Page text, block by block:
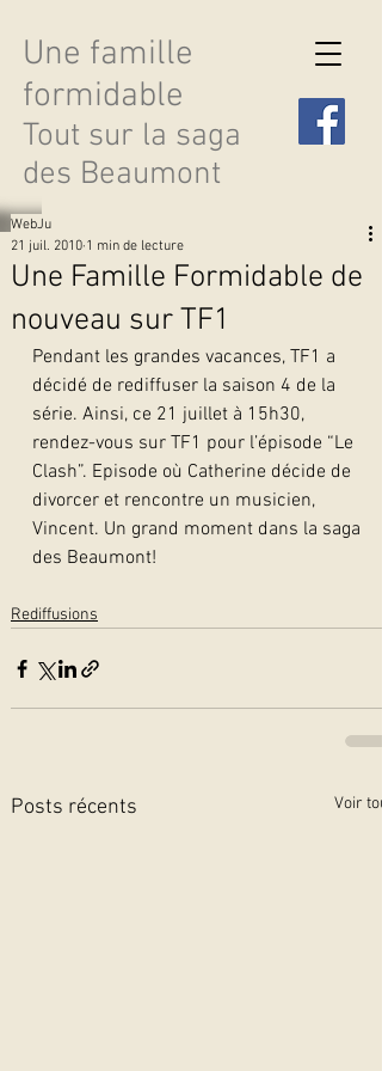
Une famille
formidable
Tout sur la saga
des Beaumont
Découvrir les saisons
Une Famille Formidable de
nouveau sur TF1
WebJu
21 juil. 2010 1 min de lecture
Pendant les grandes vacances, TF1 a
décidé de rediffuser la saison 4 de la
série. Ainsi, ce 21 juillet à 15h30,
rendez-vous sur TF1 pour l’épisode “Le
Clash”. Episode où Catherine décide de
divorcer et rencontre un musicien,
Vincent. Un grand moment dans la saga
des Beaumont!
Rediffusions
Posts récents Voir tout